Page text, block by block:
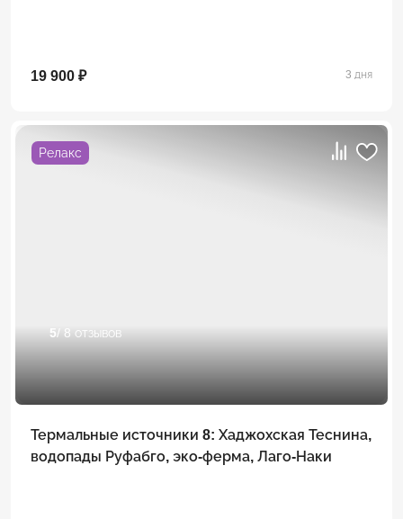
19 900 ₽ 3 дня
Релакс
5/ 8 отзывов
Термальные источники 8: Хаджохская Теснина,
водопады Руфабго, эко-ферма, Лаго-Наки